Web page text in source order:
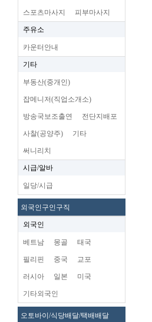
스포츠마사지 피부마사지
주유소
카운터안내
기타
부동산(중개인)
잡메니저(직업소개소)
방송국보조출연 전단지배포
사찰(공양주) 기타
써니리치
시급/알바
일당/시급
외국인구인구직
외국인
베트남 몽골 태국
필리핀 중국 교포
러시아 일본 미국
기타외국인
오토바이/식당배달/택배배달